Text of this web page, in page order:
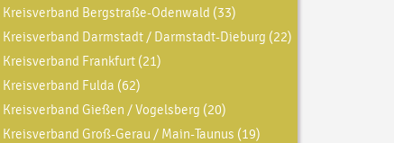
Kreisverband Bergstraße-Odenwald (33)
Kreisverband Darmstadt / Darmstadt-Dieburg (22)
Kreisverband Frankfurt(21)
Kreisverband Fulda (62)
Kreisverband Gießen / Vogelsberg (20)
Kreisverband Groß-Gerau / Main-Taunus (19)